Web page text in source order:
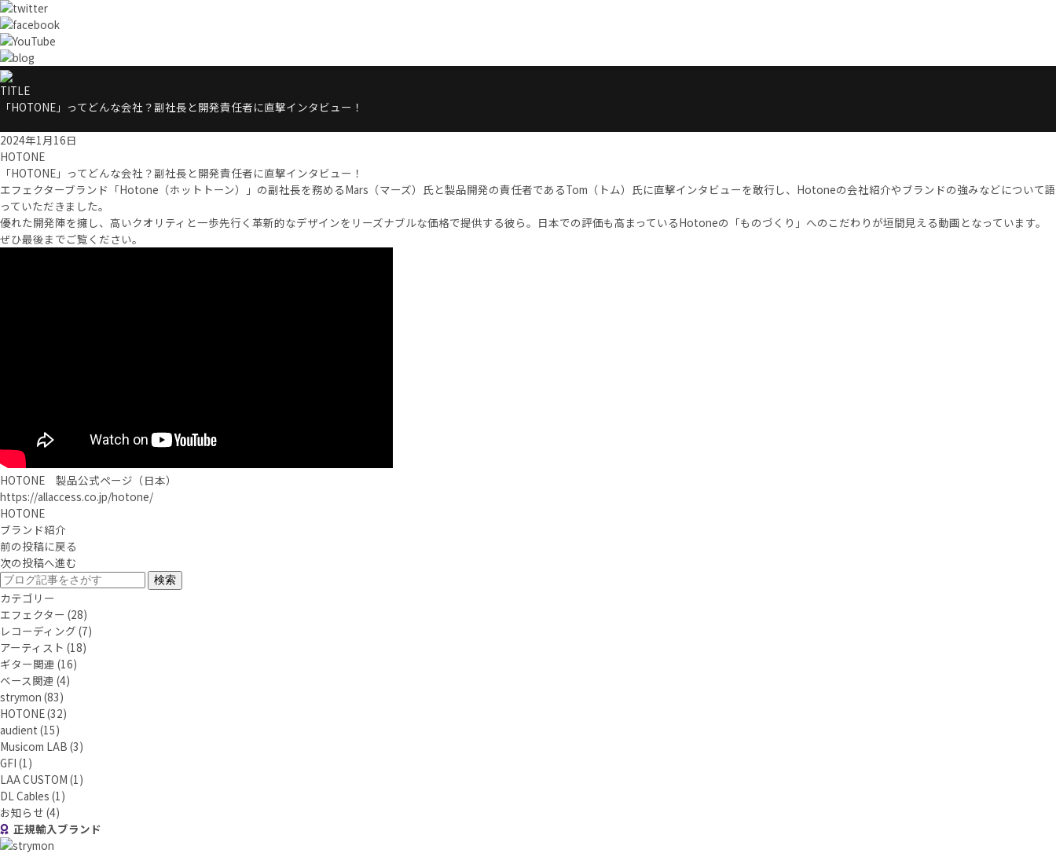
TITLE
「HOTONE」ってどんな会社？副社長と開発責任者に直撃インタビュー！
2024年1月16日
HOTONE
「HOTONE」ってどんな会社？副社長と開発責任者に直撃インタビュー！
エフェクターブランド「Hotone（ホットトーン）」の副社長を務めるMars（マーズ）氏と製品開発の責任者であるTom（トム）氏に直撃インタビューを敢行し、Hotoneの会社紹介やブランドの強みなどについて語
っていただきました。
優れた開発陣を擁し、高いクオリティと一歩先行く革新的なデザインをリーズナブルな価格で提供する彼ら。日本での評価も高まっているHotoneの「ものづくり」へのこだわりが垣間見える動画となっています。
ぜひ最後までご覧ください。
HOTONE 製品公式ページ（日本）
https://allaccess.co.jp/hotone/
HOTONE
ブランド紹介
前の投稿に戻る
次の投稿へ進む
カテゴリー
エフェクター (28)
レコーディング (7)
アーティスト (18)
ギター関連 (16)
ベース関連 (4)
strymon (83)
HOTONE(32)
audient (15)
Musicom LAB (3)
GFI (1)
LAA CUSTOM (1)
DL Cables (1)
お知らせ (4)
正規輸入ブランド